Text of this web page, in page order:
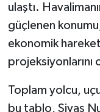
ulaştı.
güçlenen
ekonomik
Toplam yolcu,
bu tablo, Sivas